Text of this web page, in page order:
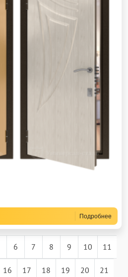
Подробнее
6 7 8 9 10 11
16 17 18 19 20 21